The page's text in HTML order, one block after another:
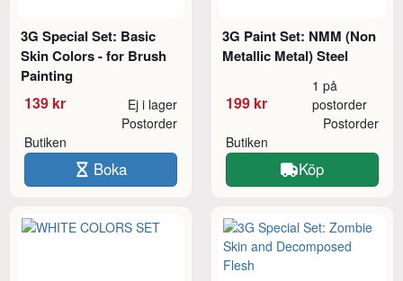
3G Special Set: Basic
Skin Colors - for Brush
Painting
139 kr Ej i lager
Butiken
Postorder
Boka
3G Paint Set: NMM (Non
Metallic Metal) Steel
199 kr
1 på
postorder
Butiken
Postorder
Köp